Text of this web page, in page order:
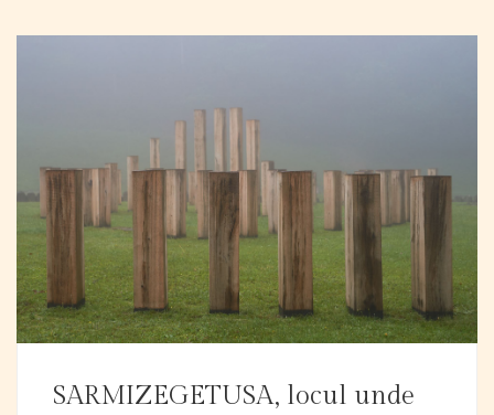
SARMIZEGETUSA, locul unde